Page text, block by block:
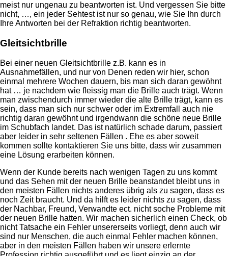
meist nur ungenau zu beantworten ist. Und vergessen Sie bitte
nicht, …, ein jeder Sehtest ist nur so genau, wie Sie Ihn durch
Ihre Antworten bei der Refraktion richtig beantworten.
Gleitsichtbrille
Bei einer neuen Gleitsichtbrille z.B. kann es in
Ausnahmefällen, und nur von Denen reden wir hier, schon
einmal mehrere Wochen dauern, bis man sich daran gewöhnt
hat … je nachdem wie fleissig man die Brille auch trägt. Wenn
man zwischendurch immer wieder die alte Brille trägt, kann es
sein, dass man sich nur schwer oder im Extremfall auch nie
richtig daran gewöhnt und irgendwann die schöne neue Brille
im Schubfach landet. Das ist natürlich schade darum, passiert
aber leider in sehr seltenen Fällen . Ehe es aber soweit
kommen sollte kontaktieren Sie uns bitte, dass wir zusammen
eine Lösung erarbeiten können.
Wenn der Kunde bereits nach wenigen Tagen zu uns kommt
und das Sehen mit der neuen Brille beanstandet bleibt uns in
den meisten Fällen nichts anderes übrig als zu sagen, dass es
noch Zeit braucht. Und da hilft es leider nichts zu sagen, dass
der Nachbar, Freund, Verwandte ect. nicht soche Probleme mit
der neuen Brille hatten. Wir machen sicherlich einen Check, ob
nicht Tatsache ein Fehler unsererseits vorliegt, denn auch wir
sind nur Menschen, die auch einmal Fehler machen können,
aber in den meisten Fällen haben wir unsere erlernte